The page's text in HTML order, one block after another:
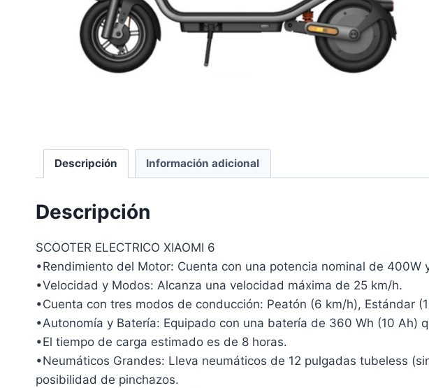
Descripción Información adicional
Descripción
SCOOTER ELECTRICO XIAOMI 6
•Rendimiento del Motor: Cuenta con una potencia nominal de
•Velocidad y Modos: Alcanza una velocidad máxima de 25 km/h.
•Cuenta con tres modos de conducción: Peatón (6 km/h), Estándar
•Autonomía y Batería: Equipado con una batería de 360 Wh (10 Ah)
•El tiempo de carga estimado es de 8 horas.
•Neumáticos Grandes: Lleva neumáticos de 12 pulgadas tubeless
posibilidad de pinchazos.